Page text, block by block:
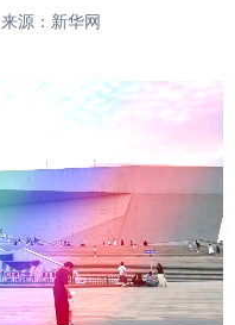
全球连线
量子 体育
图片 政务
金融 汽车
信息化 数字经济
来源：新华网